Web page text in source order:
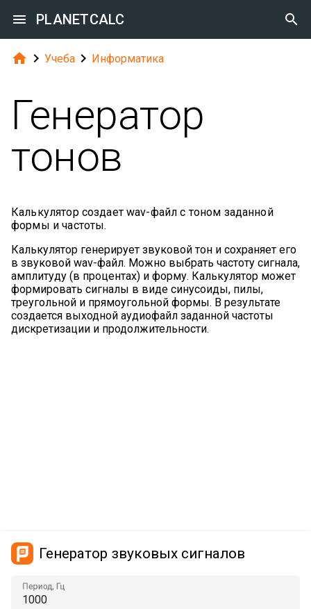
 PLANETCALC 
  Учеба  Информатика
Генератор
тонов
Калькулятор создает wav-файл с тоном заданной
формы и частоты.
Калькулятор генерирует звуковой тон и сохраняет его
в звуковой wav-файл. Можно выбрать частоту сигнала,
амплитуду (в процентах) и форму. Калькулятор может
формировать сигналы в виде синусоиды, пилы,
треугольной и прямоугольной формы. В результате
создается выходной аудиофайл заданной частоты
дискретизации и продолжительности.
Генератор звуковых сигналов
Период, Гц